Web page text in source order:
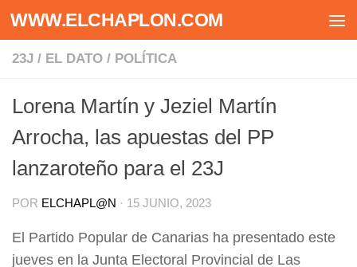
Saltar al contenido
WWW.ELCHAPLON.COM
23J / EL DATO / POLÍTICA
Lorena Martín y Jeziel Martín
Arrocha, las apuestas del PP
lanzaroteño para el 23J
POR ELCHAPL@N · 15 JUNIO, 2023
El Partido Popular de Canarias ha presentado este
jueves en la Junta Electoral Provincial de Las